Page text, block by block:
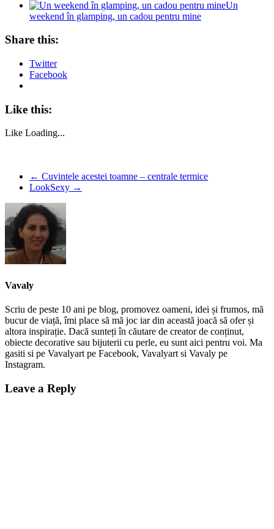
Un
weekend în glamping, un cadou pentru mine
Share this:
Twitter
Facebook
Like this:
Like Loading...
← Cuvintele acestei toamne – centrale termice
LookSexy →
Vavaly
Scriu de peste 10 ani pe blog, promovez oameni, idei și frumos, mă
bucur de viață, îmi place să mă joc iar din această joacă să ofer și
altora inspirație. Dacă sunteți în căutare de creator de conținut,
obiecte decorative sau bijuterii cu perle, eu sunt aici pentru voi. Ma
gasiti si pe Vavalyart pe Facebook, Vavalyart si Vavaly pe
Instagram.
Leave a Reply